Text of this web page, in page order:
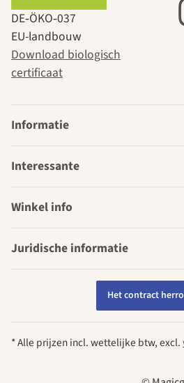
DE‑ÖKO‑037
EU-landbouw
Download biologisch
certificaat
Informatie
Interessante
Winkel info
Juridische informatie
Het contract
* Alle prijzen incl. wettelijke btw, excl.